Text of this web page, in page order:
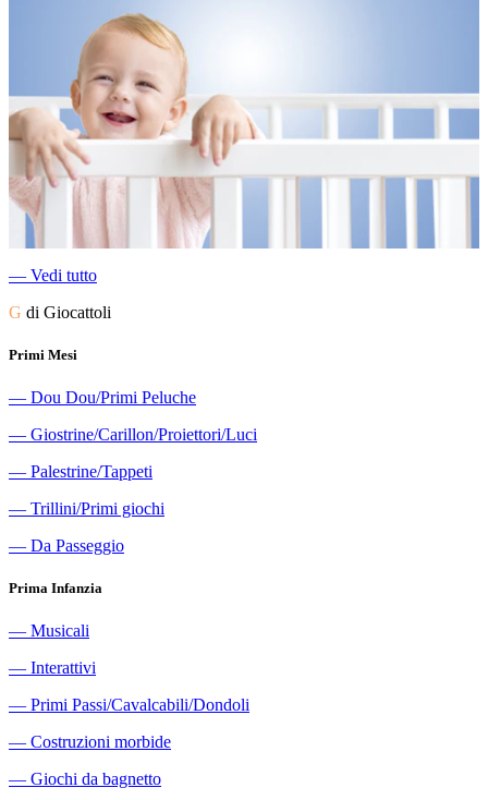
― Vedi tutto
G di Giocattoli
Primi Mesi
― Dou Dou/Primi Peluche
― Giostrine/Carillon/Proiettori/Luci
― Palestrine/Tappeti
― Trillini/Primi giochi
― Da Passeggio
Prima Infanzia
― Musicali
― Interattivi
― Primi Passi/Cavalcabili/Dondoli
― Costruzioni morbide
― Giochi da bagnetto